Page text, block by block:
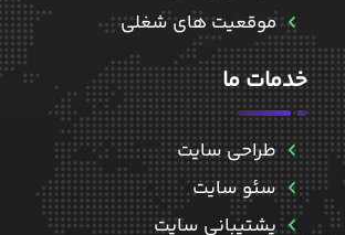
موقعیت های شغلی
خدمات ما
طراحی سایت
سئو سایت
پشتیبانی سایت